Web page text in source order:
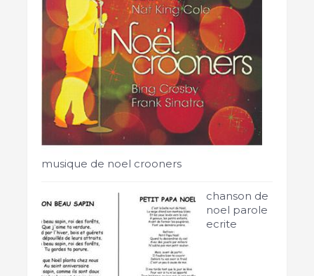
musique de noel crooners
chanson de
noel parole
ecrite